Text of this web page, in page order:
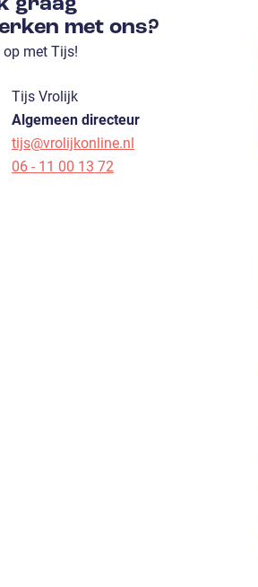
graag
met ons?
met Tijs!
Tijs Vrolijk
Algemeen directeur
tijs@vrolijkonline.nl
06 - 11 00 13 72